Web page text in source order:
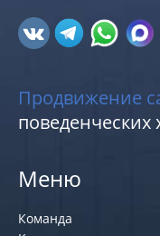
Продвижение
поведенческих
Меню
Команда